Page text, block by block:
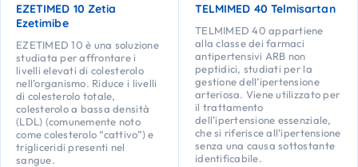
EZETIMED 10 Zetia
Ezetimibe
EZETIMED 10 è una soluzione
studiata per affrontare i
livelli elevati di colesterolo
nell’organismo. Riduce i livelli
di colesterolo totale,
colesterolo a bassa densità
(LDL) (comunemente noto
come colesterolo “cattivo”) e
trigliceridi presenti nel
sangue.
TELMIMED 40 Telmisartan
TELMIMED 40 appartiene
alla classe dei farmaci
antipertensivi ARB non
peptidici, studiati per la
gestione dell’ipertensione
arteriosa. Viene utilizzato per
il trattamento
dell’ipertensione essenziale,
che si riferisce all’ipertensione
senza una causa sottostante
identificabile.